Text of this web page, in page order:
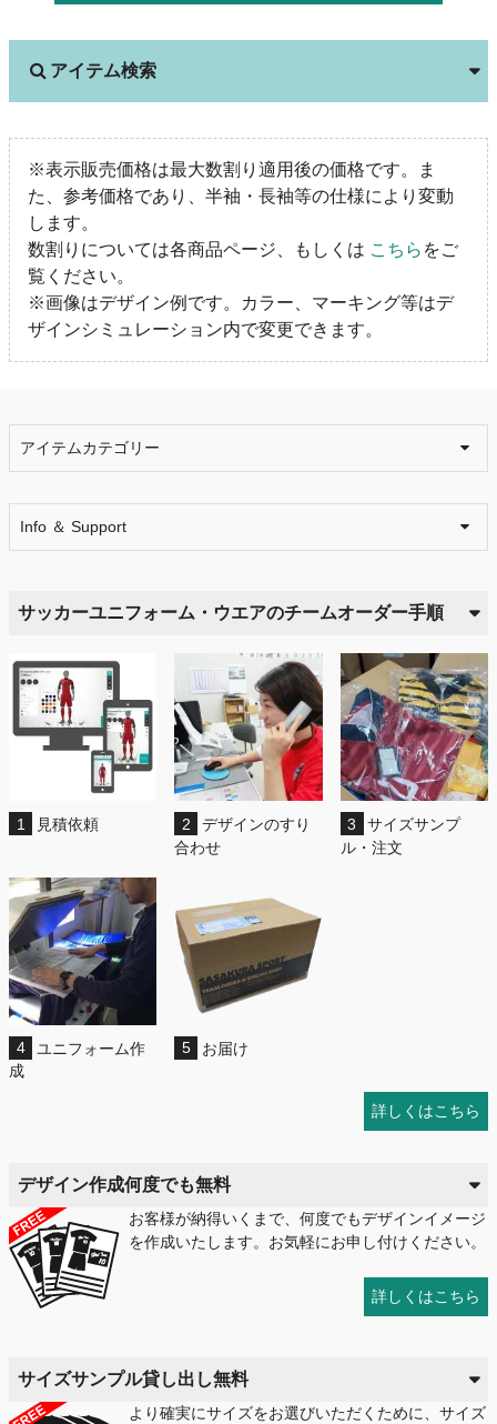
アイテム検索
※表示販売価格は最大数割り適用後の価格です。ま
た、参考価格であり、半袖・長袖等の仕様により変動
します。
数割りについては各商品ページ、もしくは こちら をご
覧ください。
※画像はデザイン例です。カラー、マーキング等はデ
ザインシミュレーション内で変更できます。
アイテムカテゴリー
Info ＆ Support
サッカーユニフォーム・ウエアのチームオーダー手順
1 見積依頼 2
デザインのすり
合わせ
3
サイズサンプ
ル・注文
4
ユニフォーム作
成
5 お届け
詳しくはこちら
デザイン作成何度でも無料
お客様が納得いくまで、何度でもデザインイメージ
を作成いたします。お気軽にお申し付けください。
詳しくはこちら
サイズサンプル貸し出し無料
より確実にサイズをお選びいただくために、サイズ